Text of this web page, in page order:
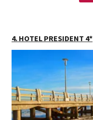
4. HOTEL PRESIDENT 4*